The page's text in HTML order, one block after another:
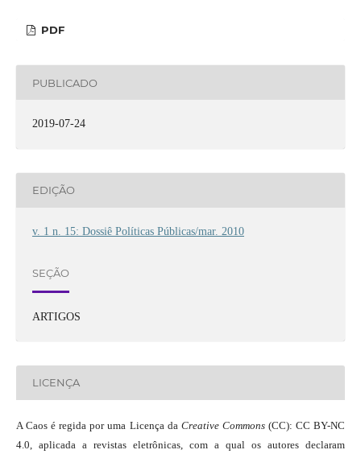
PDF
PUBLICADO
2019-07-24
EDIÇÃO
v. 1 n. 15: Dossiê Políticas Públicas/mar. 2010
SEÇÃO
ARTIGOS
LICENÇA
A Caos é regida por uma Licença da Creative Commons(CC): CC BY-NC
4.0, aplicada a revistas eletrônicas, com a qual os autores declaram